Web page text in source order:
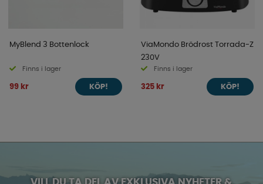
MyBlend 3 Bottenlock
Finns i lager
99 kr KÖP!
ViaMondo Brödrost Torrada-Z
230V
Finns i lager
325 kr KÖP!
VILL DU TA DEL AV EXKLUSIVA NYHETER &